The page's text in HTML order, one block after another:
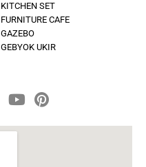
KITCHEN SET
FURNITURE CAFE
GAZEBO
GEBYOK UKIR